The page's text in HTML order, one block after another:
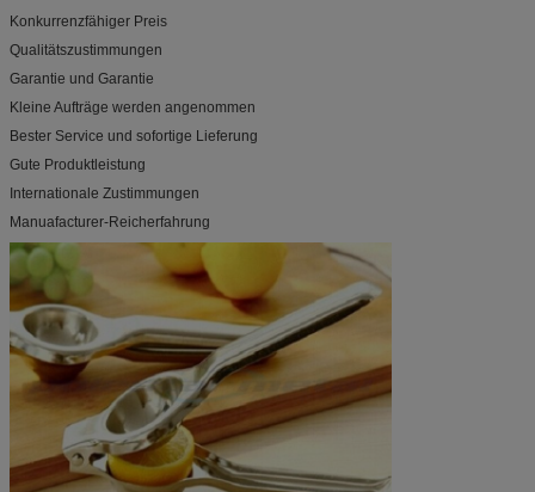
Konkurrenzfähiger Preis
Qualitätszustimmungen
Garantie und Garantie
Kleine Aufträge werden angenommen
Bester Service und sofortige Lieferung
Gute Produktleistung
Internationale Zustimmungen
Manuafacturer-Reicherfahrung